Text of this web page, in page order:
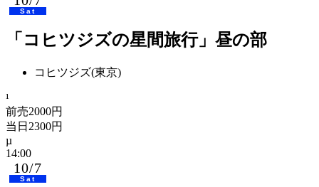
Sat
「コヒツジズの星間旅行」昼の部
コヒツジズ(東京)
前売2000円
当日2300円
14:00
10/7
Sat